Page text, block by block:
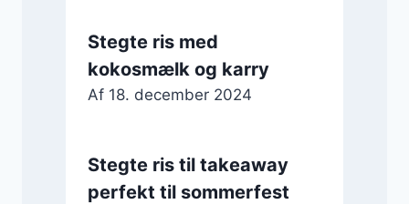
Stegte ris med
kokosmælk og karry
Af 18. december 2024
Stegte ris til takeaway
perfekt til sommerfest